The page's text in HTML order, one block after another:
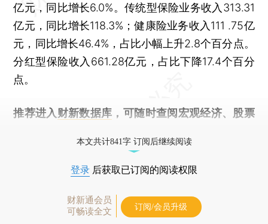
亿元，同比增长6.0%。传统型保险业务收入313.31
亿元，同比增长118.3%；健康险业务收入111 .75亿
元，同比增长46.4%，占比小幅上升2.8个百分点。
分红型保险收入661.28亿元，占比下降17.4个百分
点。
推荐进入 财新数据库 ，可随时查阅宏观经济、股票
本文共计841字 订阅后继续阅读
登录 后获取已订阅的阅读权限
财新通会员
可畅读全文
订阅/会员升级